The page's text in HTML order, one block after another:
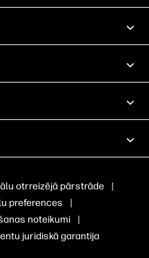
otrreizējā pārstrāde
|
preferences
|
noteikumi
|
juridiskā garantija